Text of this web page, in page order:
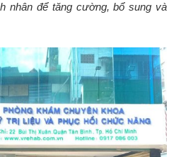
nhân để tăng cường, bổ sung và